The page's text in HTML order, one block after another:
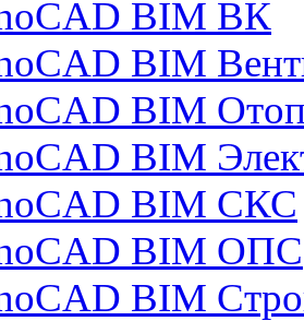
BIM ВК
BIM
BIM
BIM
BIM СКС
BIM ОПС
BIM